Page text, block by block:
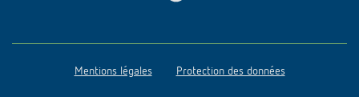
Mentions légales Protection des données